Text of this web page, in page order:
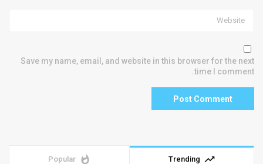
Save my name, email, and website in this browser for the next
time I comment.
trending_up
Trending
whatshot
Popular